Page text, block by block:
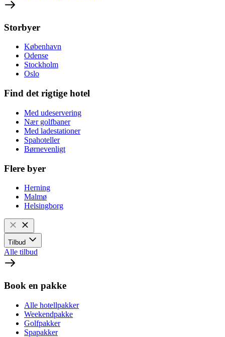
Storbyer
København
Odense
Stockholm
Oslo
Find det rigtige hotel
Med udeservering
Nær golfbaner
Med ladestationer
Spahoteller
Børnevenligt
Flere byer
Herning
Malmø
Helsingborg
Tilbud
Alle tilbud
Book en pakke
Alle hotellpakker
Weekendpakke
Golfpakker
Spapakker